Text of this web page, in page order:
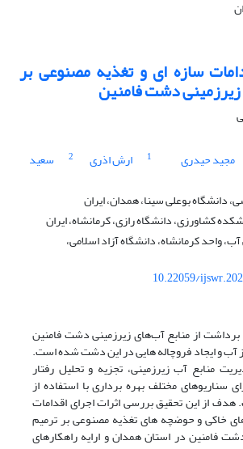
سازه ای و تغذیه مصنوعی بر
زیرزمینی دشت فامنین
مجید حیدری 1 ارش اذری 2 سعید
دانشگاه بوعلی سینا، همدان، ایران
کشاورزی، دانشگاه رازی، کرمانشاه، ایران
واحد کرمانشاه، دانشگاه آزاد اسلامی،
10.22059/
از منابع آب‌های زیرزمینی دشت فامنین
آب و ایجاد فروچاله هایی در این دشت شده است.
منابع آب زیرزمینی، تجزیه و تحلیل رفتار
سناریوهای مختلف بهره برداری با استفاده از
از این تحقیق بررسی اثرات اجرای اقدامات
خاکی و حوضچه های تغذیه مصنوعی بر ترمیم
فامنین در استان همدان و ارایه راهکارهای